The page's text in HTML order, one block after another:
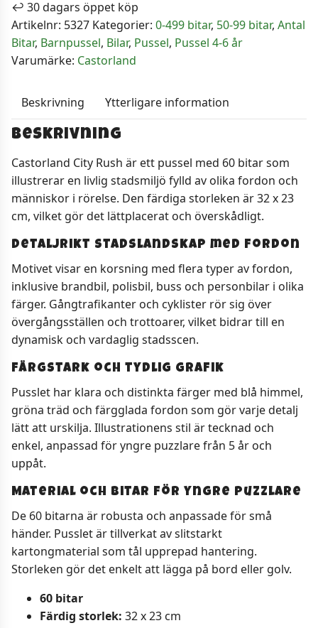
↩️ 30 dagars öppet köp
Artikelnr: 5327 Kategorier: 0-499 bitar, 50-99 bitar, Antal
Bitar, Barnpussel, Bilar, Pussel, Pussel 4-6 år
Varumärke: Castorland
Beskrivning Ytterligare information
Beskrivning
Castorland City Rush är ett pussel med 60 bitar som
illustrerar en livlig stadsmiljö fylld av olika fordon och
människor i rörelse. Den färdiga storleken är 32 x 23
cm, vilket gör det lättplacerat och överskådligt.
Detaljrikt stadslandskap med fordon
Motivet visar en korsning med flera typer av fordon,
inklusive brandbil, polisbil, buss och personbilar i olika
färger. Gångtrafikanter och cyklister rör sig över
övergångsställen och trottoarer, vilket bidrar till en
dynamisk och vardaglig stadsscen.
Färgstark och tydlig grafik
Pusslet har klara och distinkta färger med blå himmel,
gröna träd och färgglada fordon som gör varje detalj
lätt att urskilja. Illustrationens stil är tecknad och
enkel, anpassad för yngre puzzlare från 5 år och
uppåt.
Material och bitar för yngre puzzlare
De 60 bitarna är robusta och anpassade för små
händer. Pusslet är tillverkat av slitstarkt
kartongmaterial som tål upprepad hantering.
Storleken gör det enkelt att lägga på bord eller golv.
60 bitar
Färdig storlek: 32 x 23 cm